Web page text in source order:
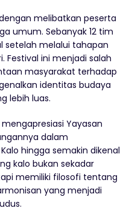
melibatkan peserta
umum. Sebanyak 12 tim
setelah melalui tahapan
Festival ini menjadi salah
masyarakat terhadap
identitas budaya
lebih luas.
mengapresiasi Yayasan
dalam
hingga semakin dikenal
kalo bukan sekadar
memiliki filosofi tentang
yang menjadi